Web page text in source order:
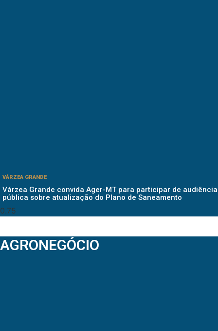
VÁRZEA GRANDE
Várzea Grande convida Ager-MT para participar de audiência
pública sobre atualização do Plano de Saneamento
AGRONEGÓCIO